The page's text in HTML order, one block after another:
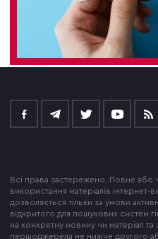
Всі права застережено. Повне або
використання матеріалів інтернет-
дозволяється тільки за умови
відкритого для пошукових систем
на конкретну новину чи матеріал та
першоджерела не нижче другого